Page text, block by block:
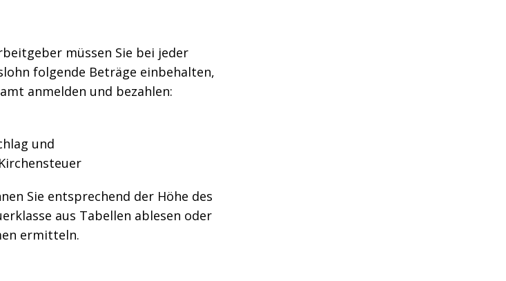
müssen Sie bei jeder
folgende Beträge einbehalten,
anmelden und bezahlen:
und
Sie entsprechend der Höhe des
aus Tabellen ablesen oder
ermitteln.